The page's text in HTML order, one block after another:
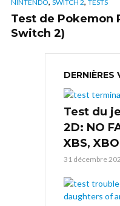
NINTENDO SWITCH 2 TESTS
Test de Pokemon
Switch 2)
DERNIÈRES
Test du
2D: NO
XBS,
31 décembre